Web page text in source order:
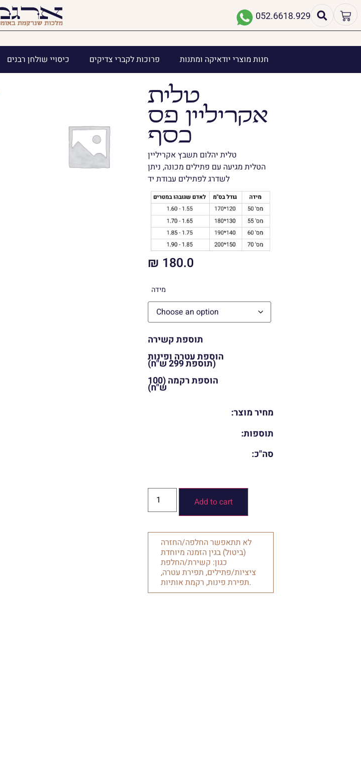
052.6618.929
כיסויי שולחן רבנים פרוכות לקברי צדיקים חנות מוצרי יודאיקה ומתנות
טלית
אקריליין פס
כסף
טלית יהלום תשבץ אקריליין
הטלית מגיעה עם פתילים מכונה, ניתן
לשדרג לפתילים עבודת יד
₪ 180.0
מידה
תוספת קשירה
הוספת עטרה ופינות
(תוספת 299 ש"ח)
הוספת רקמה (100
ש"ח)
מחיר מוצר:
תוספות:
סה"כ:
Add to cart
לא תתאפשר החלפה/החזרה
(ביטול) בגין הזמנה מיוחדת
כגון: קשירת/החלפת
ציציות/פתילים, תפירת עטרה,
תפירת פינות, רקמת אותיות.